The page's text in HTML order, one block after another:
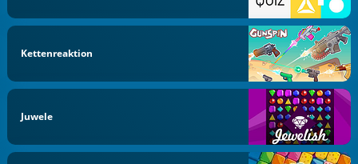
Kettenreaktion
Juwele